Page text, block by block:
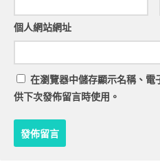
個人網站網址
在瀏覽器中儲存顯示名稱、電
供下次發佈留言時使用。